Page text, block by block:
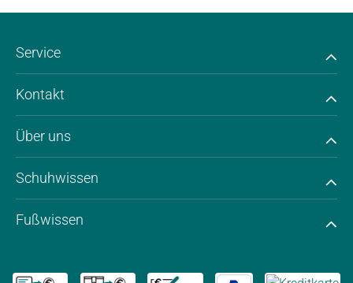
Service
Kontakt
Über uns
Schuhwissen
Fußwissen